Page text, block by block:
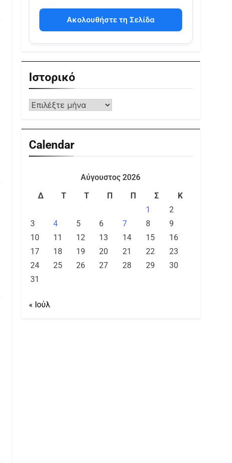
Ακολουθήστε τη Σελίδα
Ιστορικό
Calendar
Αύγουστος 2026
Δ
Τ Τ Π Π Σ
Κ
1
2
3
4 5 6 7 8
9
10
11 12 13 14 15
16
17
18 19 20 21 22
23
24
25 26 27 28 29
30
31
« Ιούλ